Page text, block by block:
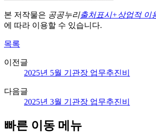
본 저작물은 공공누리출처표시+상업적 이
에 따라 이용할 수 있습니다.
목록
이전글
2025년 5월 기관장 업무추진비
다음글
2025년 3월 기관장 업무추진비
빠른 이동 메뉴